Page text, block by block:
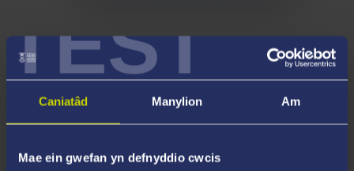
TEST
Caniatâd Manylion Am
Mae ein gwefan yn defnyddio cwcis